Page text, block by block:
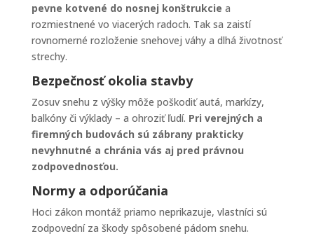
pevne kotvené do nosnej konštrukcie a
rozmiestnené vo viacerých radoch. Tak sa zaistí
rovnomerné rozloženie snehovej váhy a dlhá životnosť
strechy.
Bezpečnosť okolia stavby
Zosuv snehu z výšky môže poškodiť autá, markízy,
balkóny či výklady – a ohroziť ľudí. Pri verejných a
firemných budovách sú zábrany prakticky
nevyhnutné a chránia vás aj pred právnou
zodpovednosťou.
Normy a odporúčania
Hoci zákon montáž priamo neprikazuje, vlastníci sú
zodpovední za škody spôsobené pádom snehu.